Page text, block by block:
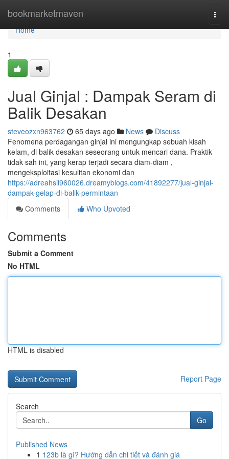
bookmarketmaven
Home
Home
1
Jual Ginjal : Dampak Seram di
Balik Desakan
steveozxn963762 65 days ago News
Discuss
Fenomena perdagangan ginjal ini mengungkap sebuah kisah
kelam, di balik desakan seseorang untuk mencari dana. Praktik
tidak sah ini, yang kerap terjadi secara diam-diam ,
mengeksploitasi kesulitan ekonomi dan
https://adreahsii960026.dreamyblogs.com/41892277/jual-ginjal-
dampak-gelap-di-balik-permintaan
Comments
Who Upvoted
Comments
Submit a Comment
No HTML
HTML is disabled
Report Page
Search
Go
Published News
1 123b là gì? Hướng dẫn chi tiết và đánh giá